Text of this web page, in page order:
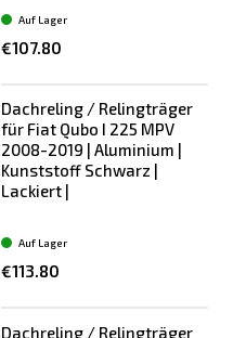
€107.80
Auf Lager
Dachreling / Relingträger
für Fiat Qubo I 225 MPV
2008-2019 | Aluminium |
Kunststoff Schwarz |
Lackiert |
€113.80
Auf Lager
Dachreling / Relingträger